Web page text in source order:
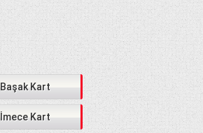
Başak Kart
İmece Kart